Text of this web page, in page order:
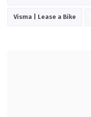
Visma | Lease a Bike